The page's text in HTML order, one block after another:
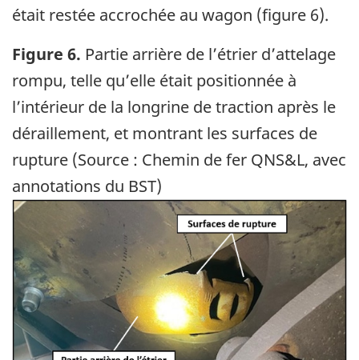
était restée accrochée au wagon (figure 6).
Figure 6. Partie arrière de l’étrier d’attelage
rompu, telle qu’elle était positionnée à
l’intérieur de la longrine de traction après le
déraillement, et montrant les surfaces de
rupture (Source : Chemin de fer QNS&L, avec
annotations du BST)
Image